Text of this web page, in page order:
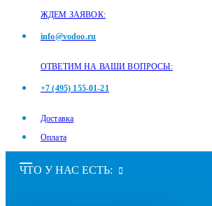
ЖДЕМ ЗАЯВОК:
info@vodoo.ru
ОТВЕТИМ НА ВАШИ ВОПРОСЫ:
+7 (495) 155-01-21
Доставка
Оплата
ЧТО У НАС ЕСТЬ: